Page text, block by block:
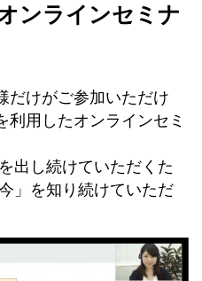
ンラインセミナ
だけがご参加いただけ
利用したオンラインセミ
出し続けていただくた
」を知り続けていただ